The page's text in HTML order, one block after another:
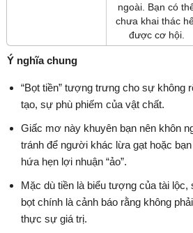
ngoài. Bạn có
chưa khai thác
được cơ hội.
Ý nghĩa chung
“Bọt tiền” tượng trưng cho sự không
tạo, sự phù phiếm của vật chất.
Giấc mơ này khuyên bạn nên khôn
tránh để người khác lừa gạt hoặc
hứa hẹn lợi nhuận “ảo”.
Mặc dù tiền là biểu tượng của tài
bọt chính là cảnh báo rằng không
thực sự giá trị.